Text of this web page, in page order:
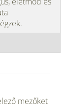
mezőket